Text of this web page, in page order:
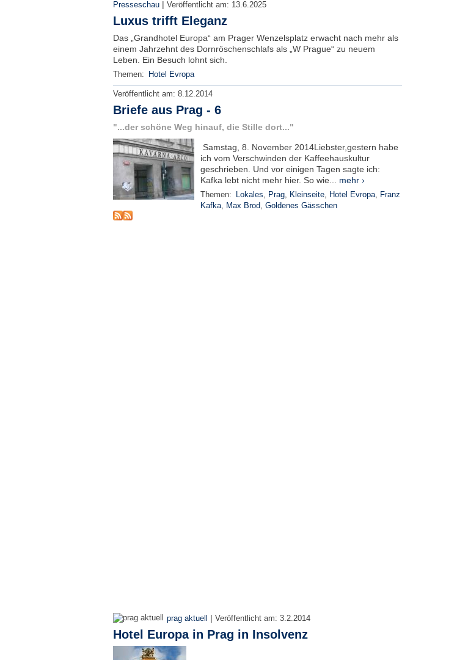
Presseschau | Veröffentlicht am: 13.6.2025
Luxus trifft Eleganz
Das „Grandhotel Europa“ am Prager Wenzelsplatz erwacht nach mehr als
einem Jahrzehnt des Dornröschenschlafs als „W Prague“ zu neuem
Leben. Ein Besuch lohnt sich.
Themen: Hotel Evropa
Veröffentlicht am: 8.12.2014
Briefe aus Prag - 6
"...der schöne Weg hinauf, die Stille dort..."
Samstag, 8. November 2014Liebster,gestern habe
ich vom Verschwinden der Kaffeehauskultur
geschrieben. Und vor einigen Tagen sagte ich:
Kafka lebt nicht mehr hier. So wie... mehr ›
Themen: Lokales, Prag, Kleinseite, Hotel Evropa, Franz
Kafka, Max Brod, Goldenes Gässchen
prag aktuell | Veröffentlicht am: 3.2.2014
Hotel Europa in Prag in Insolvenz